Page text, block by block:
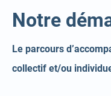
Notre
Le parcours
collectif et/ou